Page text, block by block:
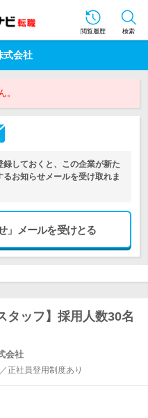
閲覧履歴 検索
式会社
。
しておくと、この企業が新た
お知らせメールを受け取れま
」メールを受けとる
タッフ】採用人数30名
会社
正社員登用制度あり